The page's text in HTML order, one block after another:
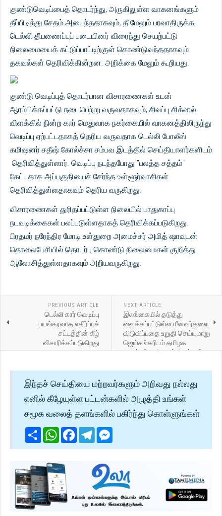
குண்டுவெடிப்பைத் தொடர்ந்து, அருகிலுள்ள வாகனங்களும்
தீப்பிடித்து சேதம் அடைந்ததாகவும், தீ மேலும் பரவாதிருக்க,
டெல்லி தீயணைப்புப் படையினர் விரைந்து செயற்பட்டு
நிலைமையைக் கட்டுப்பாட்டிற்குள் கொண்டுவந்ததாகவும்
தகவல்கள் தெரிவிக்கின்றன. அறிக்கை மேலும் கூறியது.
குண்டு வெடிப்புத் தொடர்பான விசாரணைகள் உடன்
ஆரம்பிக்கப்பட்டு நடைபெற்று வருவதாகவும், சிவப்பு சிக்னல்
விளக்கில் நின்ற கார் மெதுவாக நகர்கையில் வாகனத்திலிருந்து
வெடிப்பு ஏற்பட்டதாகத் தெரிய வருவதாக டெல்லி போலீஸ்
கமிஷனர் சதீஷ் கோல்ச்சா சம்பவ இடத்தில் செய்தியாளர்களிடம்
தெரிவித்துள்ளார். வெடிப்பு நடந்தபோது "பலத்த சத்தம்"
கேட்டதாக அப்பகுதியைச் சேர்ந்த உள்ளூர்வாசிகள்
தெரிவித்துள்ளதாகவும் தெரிய வருகிறது.
விசாரணைகள் துரிதப்பட்டுள்ள நிலையில் பாதுகாப்பு
நடவடிக்கைகள் பலப்படுள்ளதாகத் தெரிவிக்கப்படுகிறது.
பிரதமர் நரேந்திர மோடி உள்துறை அமைச்சர் அமித் ஷாவுடன்
தொலைபேசியில் தொடர்பு கொண்டு நிலைமைகள் குறித்து
ஆலோசித்துள்ளதாகவும் அறியவருகிறது.
PREVIOUS ARTICLE
டெல்லி கார் வெடிப்பு
பயங்கரவாத எதிர்ப்புச்
சட்டத்தின் கீழ்
விசாரிக்கப்படுகிறது
NEXT ARTICLE
இலங்கையில் தடுத்து
வைக்கப்பட்டுள்ள மீனவர்களை
விடுவிப்பதை உறுதி செய்யுமாறு
ஜெய்சங்கரிடம் தமிழக
முதல்வர் வலியுறுத்தியுள்ளார்
இந்தச் செய்தியை மற்றவர்களும் அறிவது நல்லது
எனில் கீழேயுள்ள பட்டன்களில் அழுத்தி உங்கள்
சமூக வலைத் தளங்களில் பகிர்ந்து கொள்ளுங்கள்
ShareWhatsApp
Facebook
Telegram